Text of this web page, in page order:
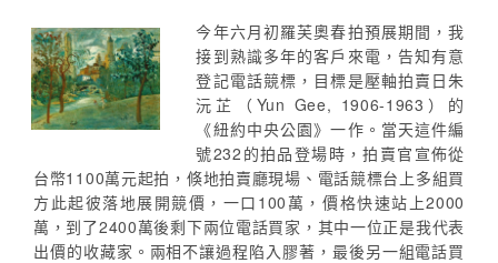
今年六月初羅芙奧春拍預展期間，我
接到熟識多年的客戶來電，告知有意
登記電話競標，目標是壓軸拍賣日朱
沅芷（Yun Gee, 1906-1963）的
《紐約中央公園》一作。當天這件編
號232的拍品登場時，拍賣官宣佈從
台幣1100萬元起拍，倏地拍賣廳現場、電話競標台上多組買
方此起彼落地展開競價，一口100萬，價格快速站上2000
萬，到了2400萬後剩下兩位電話買家，其中一位正是我代表
出價的收藏家。兩相不讓過程陷入膠著，最後另一組電話買